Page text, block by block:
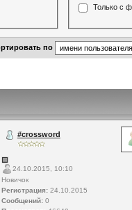
Только с
по
#crossword
24.10.2015, 10:10
Новичок
Регистрация:24.10.2015
Сообщений:0